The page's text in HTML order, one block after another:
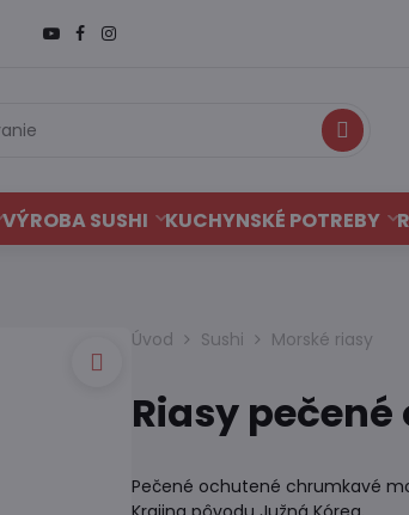
Hľadať
VÝROBA SUSHI KUCHYNSKÉ POTREBY
Úvod Sushi Morské riasy
Riasy pečené
Pečené ochutené chrumkavé